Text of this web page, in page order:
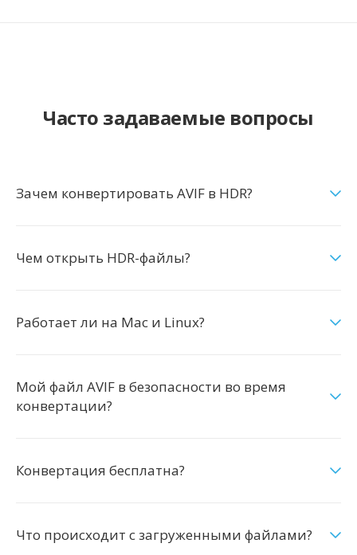
Часто задаваемые вопросы
Зачем конвертировать AVIF в HDR?
Чем открыть HDR-файлы?
Работает ли на Mac и Linux?
Мой файл AVIF в безопасности во время
конвертации?
Конвертация бесплатна?
Что происходит с загруженными файлами?